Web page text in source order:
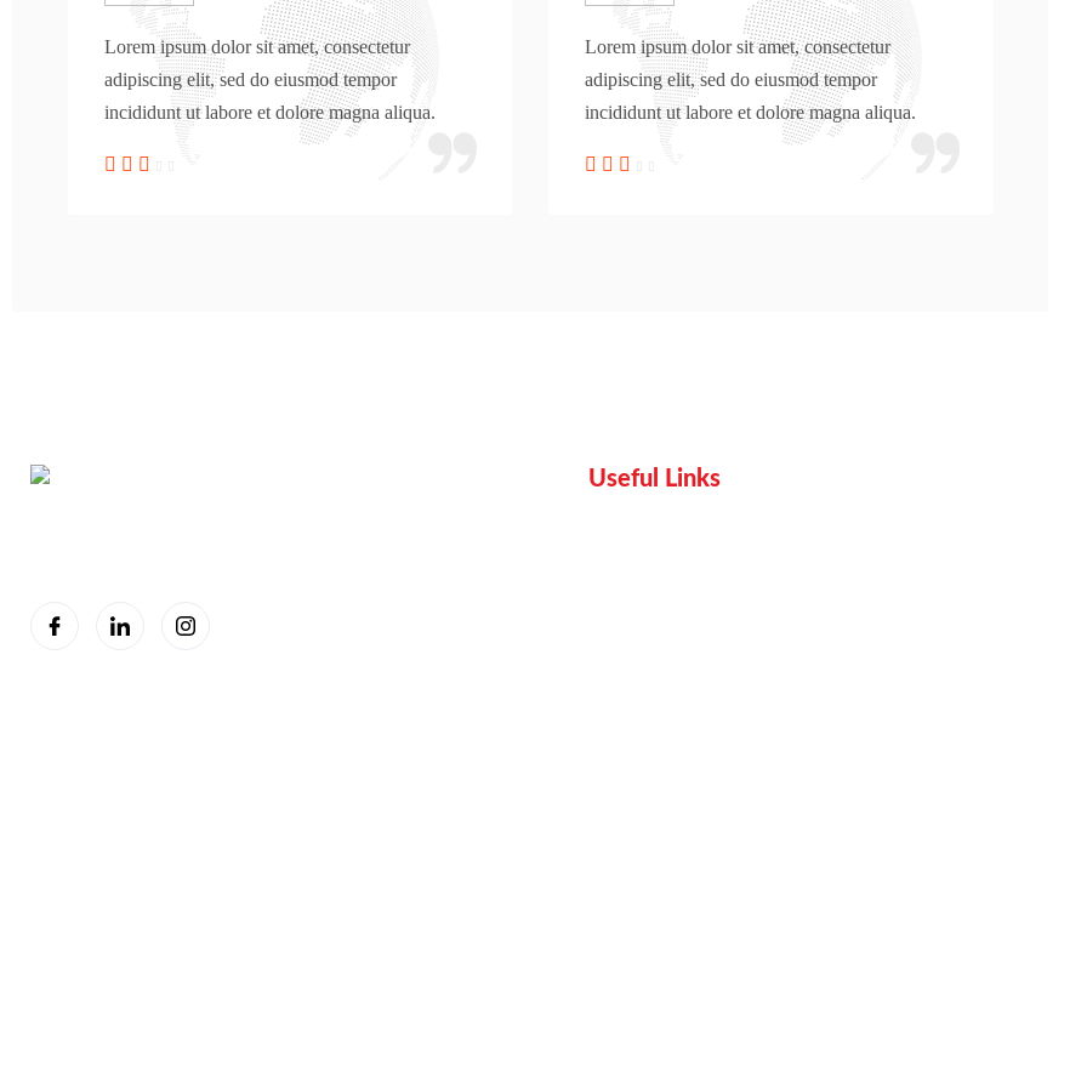
Lorem ipsum dolor sit amet, consectetur
adipiscing elit, sed do eiusmod tempor
incididunt ut labore et dolore magna aliqua.
Lorem ipsum dolor sit amet, consectetur
adipiscing elit, sed do eiusmod tempor
incididunt ut labore et dolore magna aliqua.
Useful Links